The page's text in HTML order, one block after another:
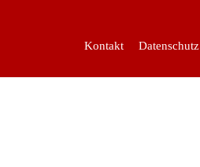
Kontakt Datenschutz